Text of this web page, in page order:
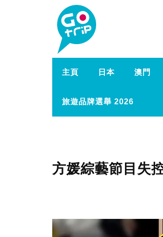
主頁 日本 澳門
旅遊品牌選舉 2026
方媛綜藝節目失